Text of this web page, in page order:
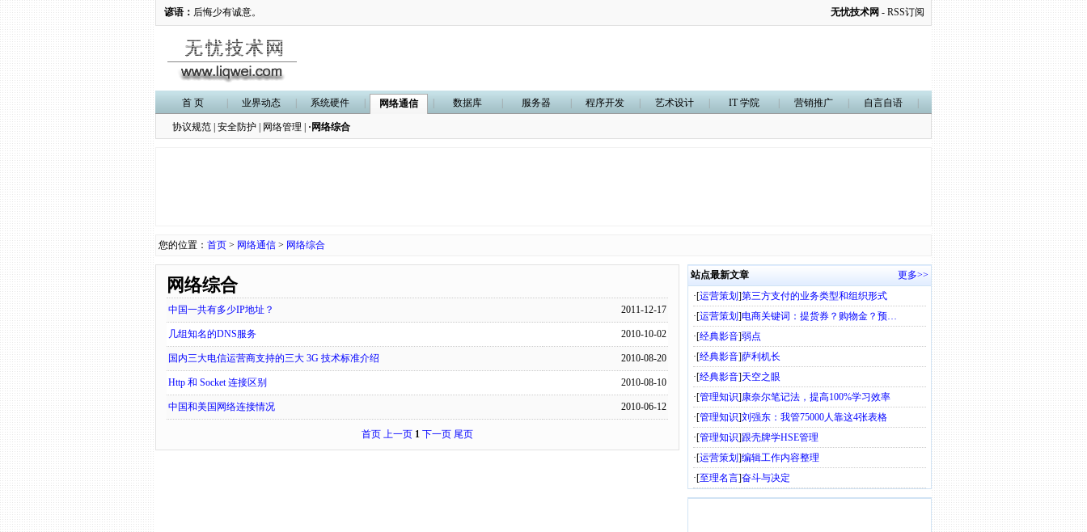
谚语： 后悔少有诚意。 无忧技术网 - RSS订阅
首 页 业界动态 系统硬件 网络通信 数据库 服务器 程序开发 艺术设计 IT 学院 营销推广 自言自语
协议规范 安全防护 网络管理 ·网络综合
您的位置： 首页 > 网络通信 > 网络综合
网络综合
中国一共有多少IP地址？ 2011-12-17
几组知名的DNS服务 2010-10-02
国内三大电信运营商支持的三大 3G 技术标准介绍 2010-08-20
Http 和 Socket 连接区别 2010-08-10
中国和美国网络连接情况 2010-06-12
首页 上一页 1 下一页 尾页
站点最新文章
更多>>
·[运营策划 ]第三方支付的业务类型和组织形式
·[运营策划 ]电商关键词：提货券？购物金？预…
·[经典影音]弱点
·[经典影音]萨利机长
·[经典影音]天空之眼
·[管理知识]康奈尔笔记法，提高100%学习效率
·[管理知识]刘强东：我管75000人靠这4张表格
·[管理知识]跟壳牌学HSE管理
·[运营策划 ]编辑工作内容整理
·[至理名言]奋斗与决定